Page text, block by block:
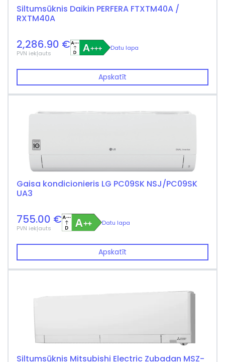
Siltumsūknis Daikin PERFERA FTXTM40A /
RXTM40A
2,286.90 €
PVN iekļauts
Datu lapa
Apskatīt
Gaisa kondicionieris LG PC09SK NSJ/PC09SK
UA3
755.00 €
PVN iekļauts
Datu lapa
Apskatīt
Siltumsūknis Mitsubishi Electric Zubadan MSZ-